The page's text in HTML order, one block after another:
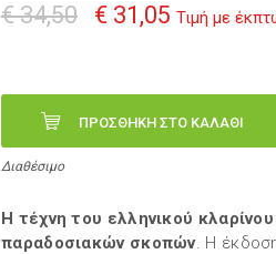
€ 34,50 € 31,05 Τιμή με
ΠΡΟΣΘΗΚΗ ΣΤΟ ΚΑΛΑΘΙ
Διαθέσιμο
Η τέχνη του ελληνικού
παραδοσιακών σκοπών. Η